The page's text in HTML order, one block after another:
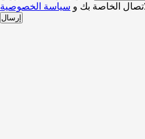
الخاصة بك و سياسة الخصوصية